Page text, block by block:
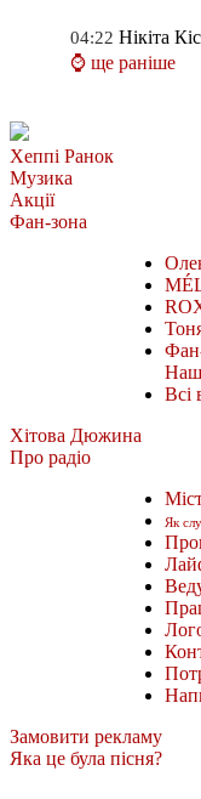
04:22 Нікіта
⌚ ще раніше
Хеппі Ранок
Музика
Акції
Фан-зона
Наш
Всі
Хітова Дюжина
Про радіо
Як
Замовити рекламу
Яка це була пісня?